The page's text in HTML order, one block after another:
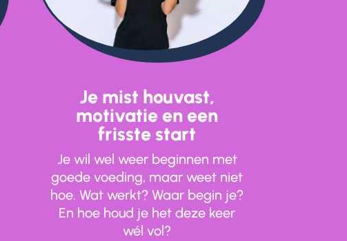
Je mist houvast,
motivatie en een
frisste start
Je wil wel weer beginnen met
goede voeding, maar weet niet
hoe. Wat werkt? Waar begin je?
En hoe houd je het deze keer
wél vol?